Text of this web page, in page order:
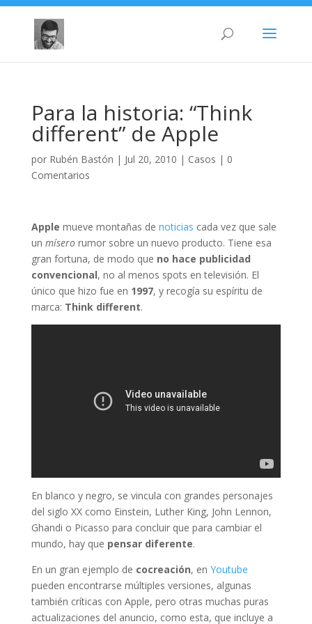
Para la historia: “Think
different” de Apple
por Rubén Bastón | Jul 20, 2010 | Casos | 0
Comentarios
Apple mueve montañas de noticias cada vez que sale
un míserorumor sobre un nuevo producto. Tiene esa
gran fortuna, de modo que no hace publicidad
convencional, no al menos spots en televisión. El
único que hizo fue en 1997, y recogía su espíritu de
marca: Think different.
En blanco y negro, se vincula con grandes personajes
del siglo XX como Einstein, Luther King, John Lennon,
Ghandi o Picasso para concluir que para cambiar el
mundo, hay que pensar diferente.
En un gran ejemplo de cocreación, en Youtube
pueden encontrarse múltiples versiones, algunas
también críticas con Apple, pero otras muchas puras
actualizaciones del anuncio, como esta, que incluye a